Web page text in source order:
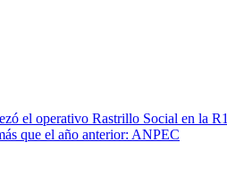
el operativo Rastrillo Social en la R1
que el año anterior: ANPEC